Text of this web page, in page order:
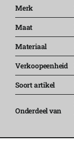
Merk
Maat
Materiaal
Verkoopeenheid
Soort artikel
Onderdeel van